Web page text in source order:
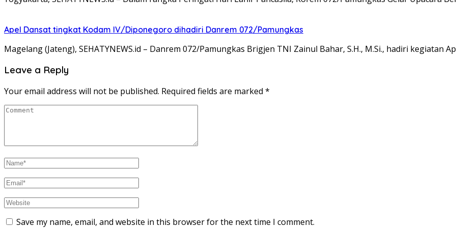
Apel Dansat tingkat Kodam lV/Diponegoro dihadiri Danrem 072/Pamungkas
Magelang (Jateng), SEHATYNEWS.id – Danrem 072/Pamungkas Brigjen TNI Zainul Bahar, S.H., M.Si., hadiri kegiatan
Leave a Reply
Your email address will not be published. Required fields are marked *
Save my name, email, and website in this browser for the next time I comment.